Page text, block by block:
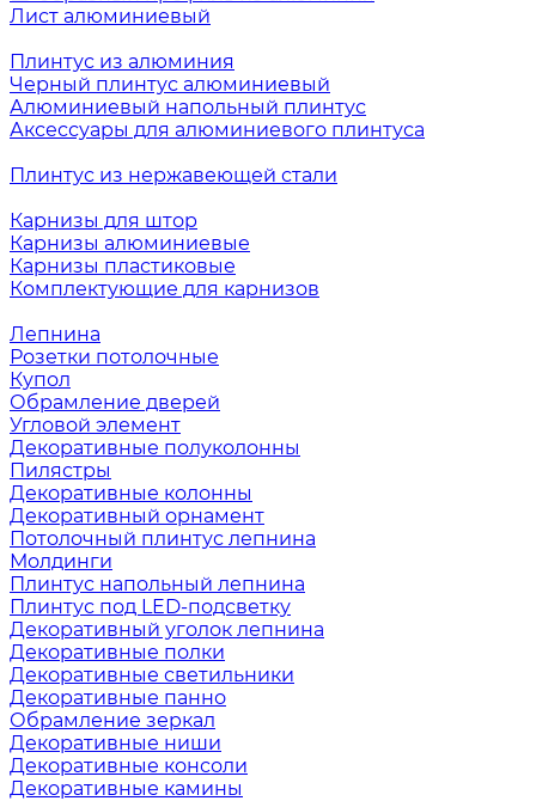
Лист алюминиевый
Плинтус из алюминия
Черный плинтус алюминиевый
Алюминиевый напольный плинтус
Аксессуары для алюминиевого плинтуса
Плинтус из нержавеющей стали
Карнизы для штор
Карнизы алюминиевые
Карнизы пластиковые
Комплектующие для карнизов
Лепнина
Розетки потолочные
Купол
Обрамление дверей
Угловой элемент
Декоративные полуколонны
Пилястры
Декоративные колонны
Декоративный орнамент
Потолочный плинтус лепнина
Молдинги
Плинтус напольный лепнина
Плинтус под LED-подсветку
Декоративный уголок лепнина
Декоративные полки
Декоративные светильники
Декоративные панно
Обрамление зеркал
Декоративные ниши
Декоративные консоли
Декоративные камины